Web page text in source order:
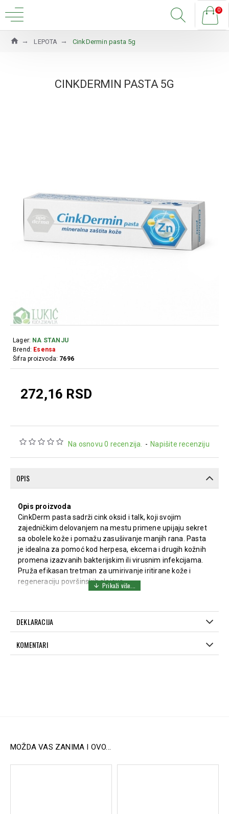
0
LEPOTA CinkDermin pasta 5g
CINKDERMIN PASTA 5G
Na osnovu 0 recenzija. - Napišite recenziju
272,16 RSD
Lager: NA STANJU
Brend: Esensa
Šifra proizvoda: 7696
OPIS
Opis proizvoda
CinkDerm pasta sadrži cink oksid i talk, koji svojim
zajedničkim delovanjem na mestu primene upijaju sekret
sa obolele kože i pomažu zasušivanje manjih rana. Pasta
je idealna za pomoć kod herpesa, ekcema i drugih kožnih
promena izazvanih bakterijskim ili virusnim infekcijama.
Pruža efikasan tretman za umirivanje iritirane kože i
regeneraciju površinskih slojeva.
Cink oksid
Talk
Vazelin
Način upotrebe
Za zasušivanje i ubrzano zarastanje manjih rana
DEKLARACIJA
KOMENTARI
MOŽDA VAS ZANIMA I OVO...